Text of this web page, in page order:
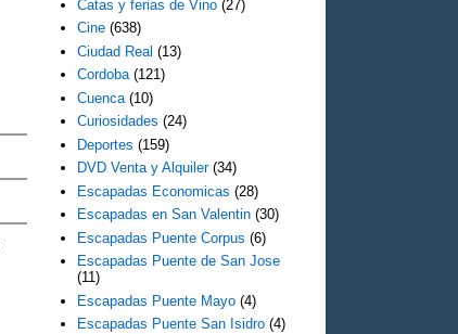
Catas y ferias de Vino (27)
Cine (638)
Ciudad Real (13)
Cordoba (121)
Cuenca (10)
Curiosidades (24)
Deportes (159)
DVD Venta y Alquiler (34)
Escapadas Economicas (28)
Escapadas en San Valentin (30)
Escapadas Puente Corpus (6)
Escapadas Puente de San Jose
(11)
Escapadas Puente Mayo (4)
Escapadas Puente San Isidro (4)